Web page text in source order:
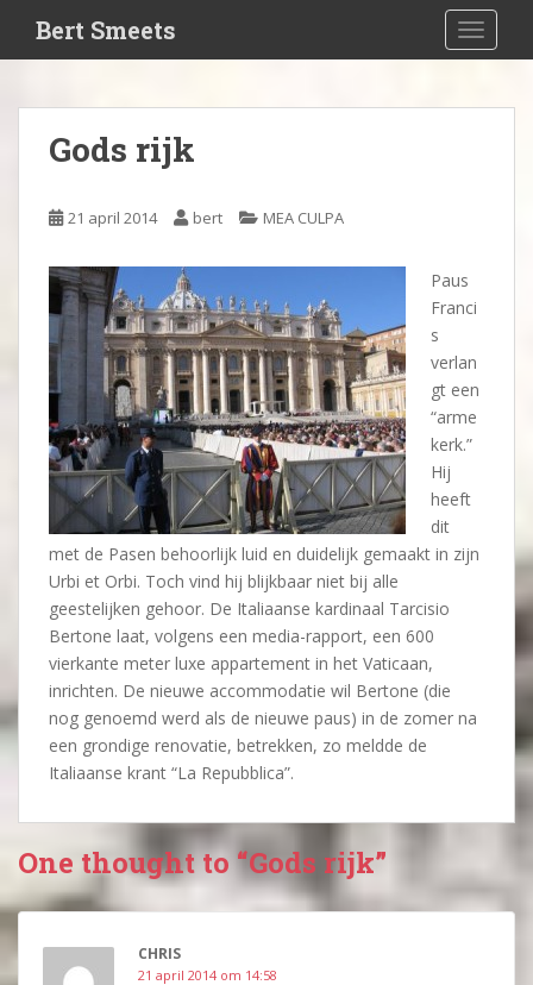
i
Bert Smeets
Gods rijk
21 april 2014 bert MEA CULPA
Paus
Franci
s
verlan
gt een
“arme
kerk.”
Hij
heeft
dit
met de Pasen behoorlijk luid en duidelijk gemaakt in zijn
Urbi et Orbi. Toch vind hij blijkbaar niet bij alle
geestelijken gehoor. De Italiaanse kardinaal Tarcisio
Bertone laat, volgens een media-rapport, een 600
vierkante meter luxe appartement in het Vaticaan,
inrichten. De nieuwe accommodatie wil Bertone (die
nog genoemd werd als de nieuwe paus) in de zomer na
een grondige renovatie, betrekken, zo meldde de
Italiaanse krant “La Repubblica”.
One thought to “Gods rijk”
CHRIS
21 april 2014 om 14:58